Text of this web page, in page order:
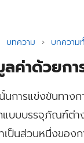
บทความ › บทความ
ลค่าด้วยก
การแข่งขันทางก
บบบรรจุภัณฑ์ต่าง
เป็นส่วนหนึ่งของ